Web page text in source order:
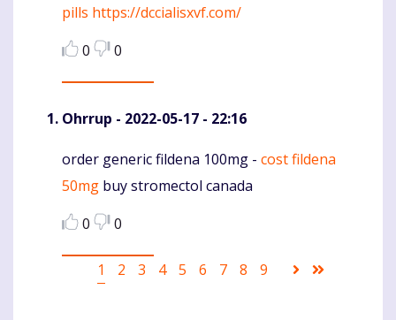
pills https://dccialisxvf.com/
0
0
Ohrrup - 2022-05-17 - 22:16
Komentaras
order generic fildena 100mg - cost fildena
50mg buy stromectol canada
0
0
Pagination
Current
1 Puslapis
2 Puslapis
3 Puslapis
4 Puslapis
5 Puslapis
6 Puslapis
7 Puslapis
8 Puslapis
9
Sekantis